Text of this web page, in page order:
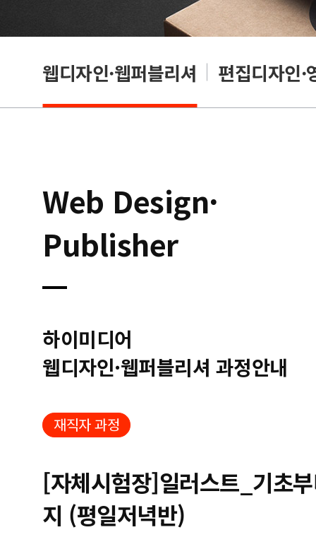
웹디자인·웹퍼블리셔 편집디자인·
Web Design·
Publisher
하이미디어
웹디자인·웹퍼블리셔 과정안내
재직자 과정
[자체시험장]일러스트_기초
지 (평일저녁반)